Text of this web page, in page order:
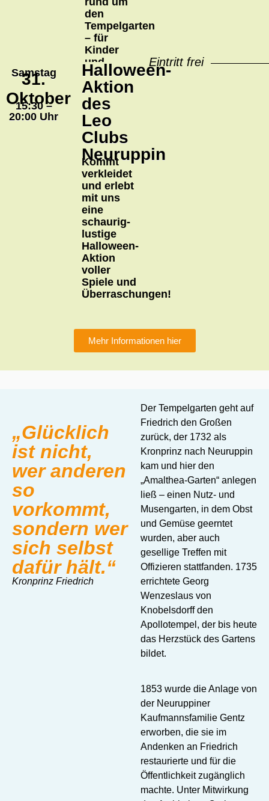
den
Tempelgarten
– für
Kinder
und
Erwachsene
Samstag
31.
Oktober
15:30 –
20:00 Uhr
Halloween-
Aktion
des
Leo
Clubs
Neuruppin
Kommt
verkleidet
und erlebt
mit uns
eine
schaurig-
lustige
Halloween-
Aktion
voller
Spiele und
Überraschungen!
Eintritt frei
Mehr Informationen hier
„Glücklich
ist nicht,
wer anderen
so
vorkommt,
sondern wer
sich selbst
dafür hält.“
Kronprinz Friedrich
Der Tempelgarten geht auf
Friedrich den Großen
zurück, der 1732 als
Kronprinz nach Neuruppin
kam und hier den
„Amalthea-Garten“ anlegen
ließ – einen Nutz- und
Musengarten, in dem Obst
und Gemüse geerntet
wurden, aber auch
gesellige Treffen mit
Offizieren stattfanden. 1735
errichtete Georg
Wenzeslaus von
Knobelsdorff den
Apollotempel, der bis heute
das Herzstück des Gartens
bildet.
1853 wurde die Anlage von
der Neuruppiner
Kaufmannsfamilie Gentz
erworben, die sie im
Andenken an Friedrich
restaurierte und für die
Öffentlichkeit zugänglich
machte. Unter Mitwirkung